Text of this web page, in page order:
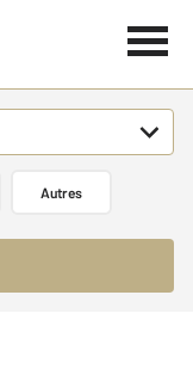
Autres